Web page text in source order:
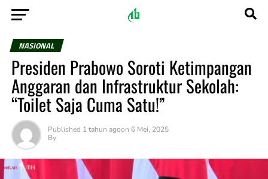
NASIONAL
Presiden Prabowo Soroti Ketimpangan
Anggaran dan Infrastruktur Sekolah:
“Toilet Saja Cuma Satu!”
Published 1 tahun agoon 6 Mei, 2025
By